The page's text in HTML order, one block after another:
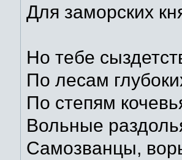
Для заморских
Но тебе
По лесам
По степям
Вольные
Самозванцы,